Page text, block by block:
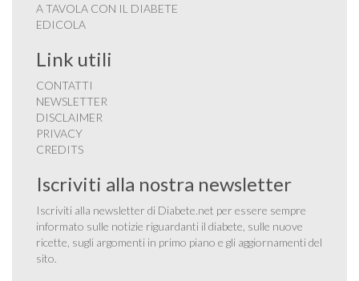
A TAVOLA CON IL DIABETE
EDICOLA
Link utili
CONTATTI
NEWSLETTER
DISCLAIMER
PRIVACY
CREDITS
Iscriviti alla nostra newsletter
Iscriviti alla newsletter di Diabete.net per essere sempre
informato sulle notizie riguardanti il diabete, sulle nuove
ricette, sugli argomenti in primo piano e gli aggiornamenti del
sito.